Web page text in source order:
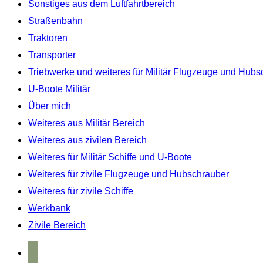
Sonstiges aus dem Luftfahrtbereich
Straßenbahn
Traktoren
Transporter
Triebwerke und weiteres für Militär Flugzeuge und
U-Boote Militär
Über mich
Weiteres aus Militär Bereich
Weiteres aus zivilen Bereich
Weiteres für Militär Schiffe und U-Boote
Weiteres für zivile Flugzeuge und Hubschrauber
Weiteres für zivile Schiffe
Werkbank
Zivile Bereich